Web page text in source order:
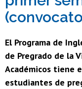
El Programa de
de Pregrado de la
Académicos tiene
estudiantes de